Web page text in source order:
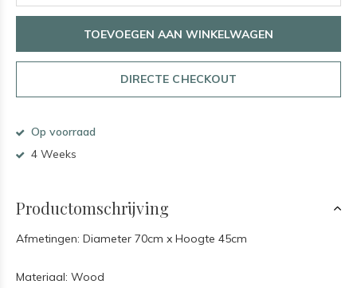
TOEVOEGEN AAN WINKELWAGEN
DIRECTE CHECKOUT
Op voorraad
4 Weeks
Productomschrijving
Afmetingen: Diameter 70cm x Hoogte 45cm
Materiaal: Wood